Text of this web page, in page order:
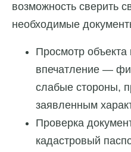
возможность сверить
необходимые
Просмотр объекта
впечатление —
слабые стороны,
заявленным
Проверка
кадастровый